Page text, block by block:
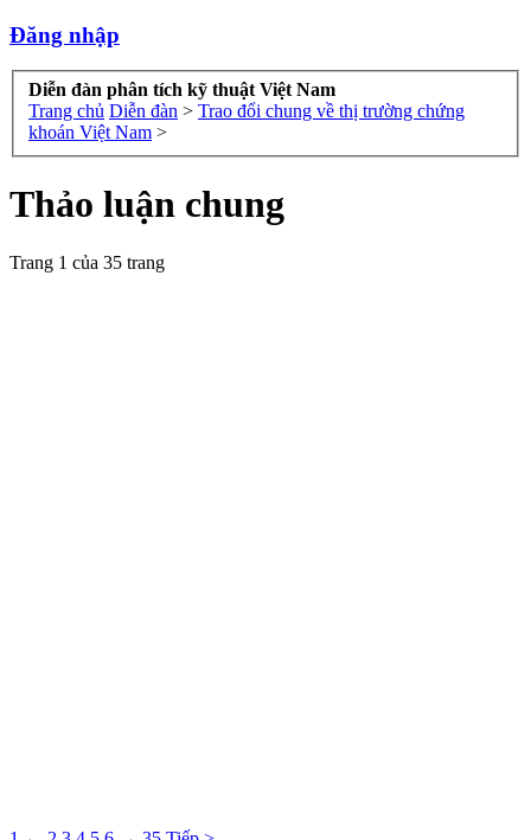
Đăng nhập
Diễn đàn phân tích kỹ thuật Việt Nam
Trang chủ Diễn đàn > Trao đổi chung về thị trường chứng
khoán Việt Nam >
Thảo luận chung
Trang 1 của 35 trang